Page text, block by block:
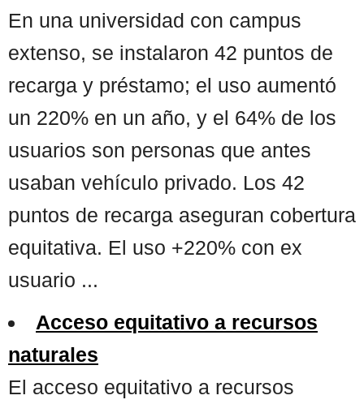
En una universidad con campus
extenso, se instalaron 42 puntos de
recarga y préstamo; el uso aumentó
un 220% en un año, y el 64% de los
usuarios son personas que antes
usaban vehículo privado. Los 42
puntos de recarga aseguran cobertura
equitativa. El uso +220% con ex
usuario ...
Acceso equitativo a recursos
naturales
El acceso equitativo a recursos